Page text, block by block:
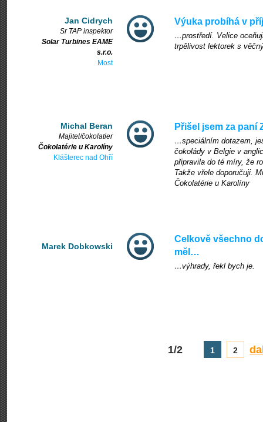
Jan Cidrych
Sr TAP inspektor
Solar Turbines EAME
s.r.o.
Most
Výuka probíhá v
…prostředí. Velice
trpělivost lektorek s
Michal Beran
Majitel/čokolatier
Čokolatérie u Karolíny
Klášterec nad Ohří
Přišel jsem za
…speciálním dotazem,
čokolády v Belgie v
připravila do té míry, že
Takže vřele doporučuji.
Čokolatérie u Karolíny
Marek Dobkowski
Celkově všechno
měl…
…výhrady, řekl bych je.
1/2 1 2